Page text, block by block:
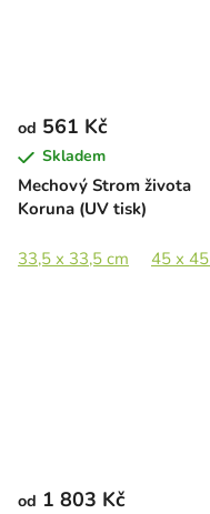
Mechový Strom života
Koruna (UV tisk)
od 561 Kč
Skladem
33,5 x 33,5 cm 45 x
od 1 803 Kč